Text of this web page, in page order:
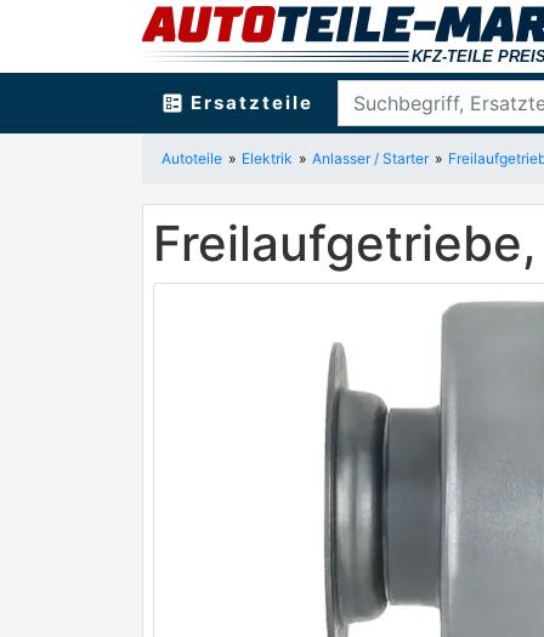
ballot Ersatzteile
Autoteile Elektrik Anlasser / Starter